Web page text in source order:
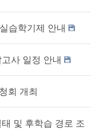
습학기제 안내
사 일정 안내
회 개최
및 후학습 경로 조